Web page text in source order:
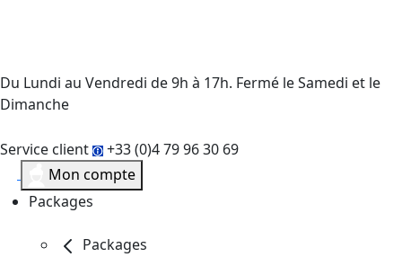
Du Lundi au Vendredi de 9h à 17h. Fermé le Samedi et le
Dimanche
Service client
+33 (0)4 79 96 30 69
Mon compte
Packages
Packages